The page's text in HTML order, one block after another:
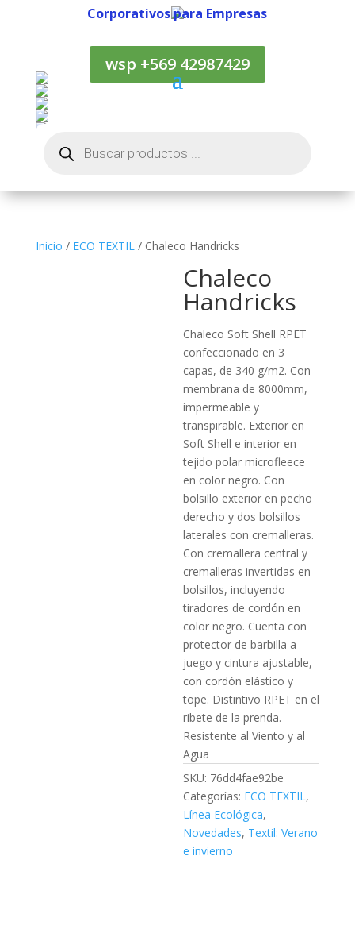
Corporativos para Empresas
wsp +569 42987429
productos
Inicio / ECO TEXTIL/ Chaleco Handricks
Chaleco
Handricks
Chaleco Soft Shell RPET
confeccionado en 3
capas, de 340 g/m2. Con
membrana de 8000mm,
impermeable y
transpirable. Exterior en
Soft Shell e interior en
tejido polar microfleece
en color negro. Con
bolsillo exterior en pecho
derecho y dos bolsillos
laterales con cremalleras.
Con cremallera central y
cremalleras invertidas en
bolsillos, incluyendo
tiradores de cordón en
color negro. Cuenta con
protector de barbilla a
juego y cintura ajustable,
con cordón elástico y
tope. Distintivo RPET en el
ribete de la prenda.
Resistente al Viento y al
Agua
SKU: 76dd4fae92be
Categorías: ECO TEXTIL,
Línea Ecológica,
Novedades, Textil: Verano
e invierno